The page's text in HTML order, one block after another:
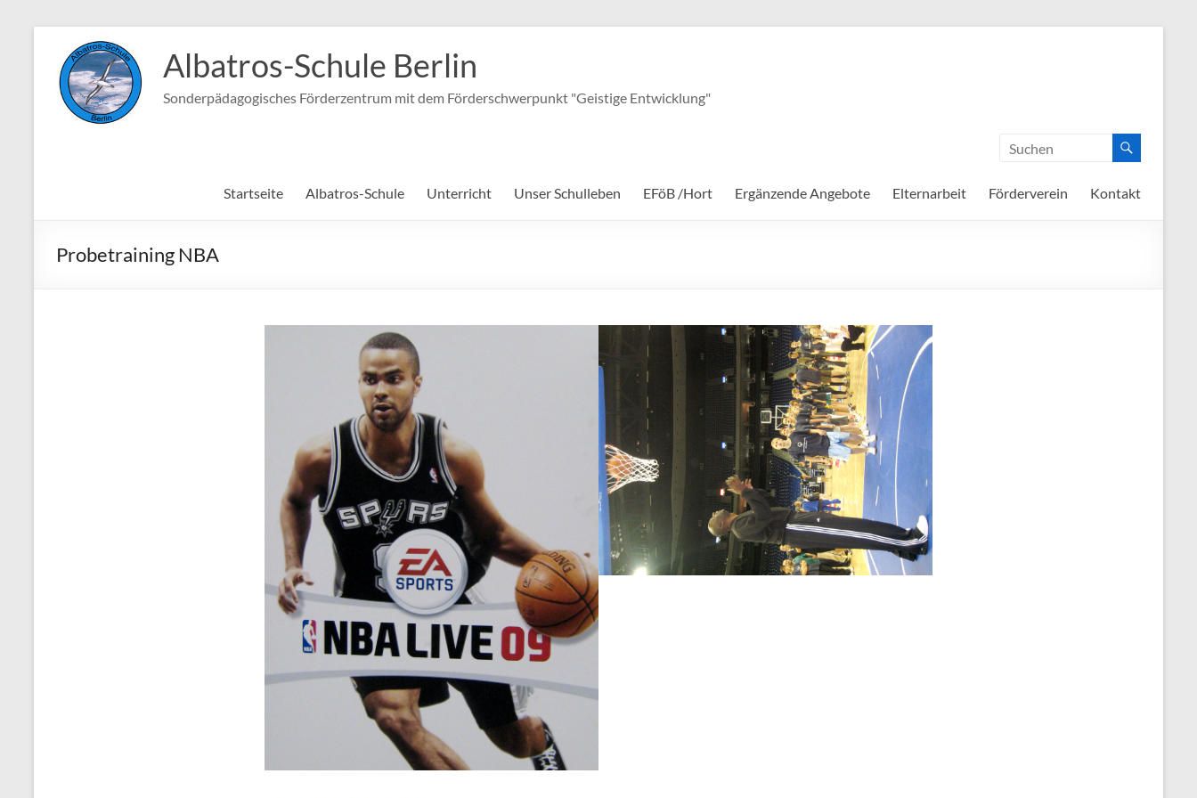
Inhalt
springen
Albatros-Schule Berlin
Sonderpädagogisches Förderzentrum mit dem Förderschwerpunkt "Geistige Entwicklung"
Startseite Albatros-Schule Unterricht Unser Schulleben EFöB /Hort Ergänzende Angebote Elternarbeit Förderverein Kontakt
Probetraining NBA